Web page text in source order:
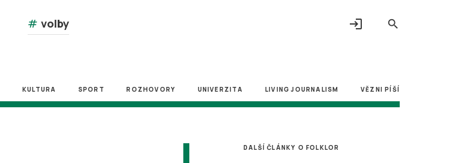
search
# volby login
KULTURA SPORT ROZHOVORY UNIVERZITA LIVING JOURNALISM VĚZNI PÍŠÍ
DALŠÍ ČLÁNKY O FOLKLOR